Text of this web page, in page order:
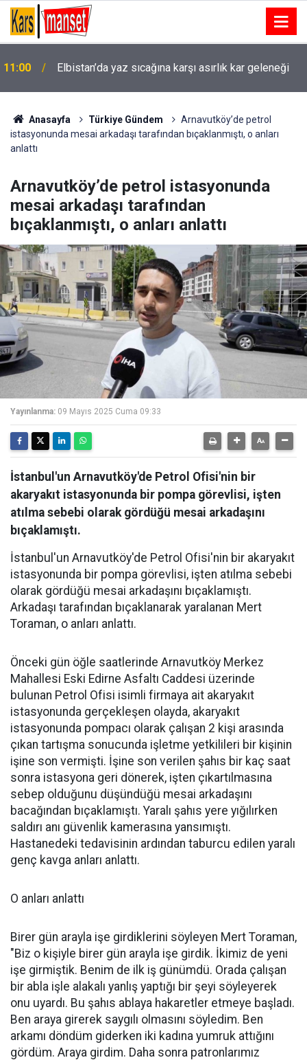
10:59 Filede buluştular
Anasayfa Türkiye Gündem
Arnavutköy’de petrol
istasyonunda mesai arkadaşı tarafından bıçaklanmıştı, o anları
anlattı
Arnavutköy’de petrol istasyonunda
mesai arkadaşı tarafından
bıçaklanmıştı, o anları anlattı
Yayınlanma: 09 Mayıs 2025 Cuma 09:33
İstanbul'un Arnavutköy'de Petrol Ofisi'nin bir
akaryakıt istasyonunda bir pompa görevlisi, işten
atılma sebebi olarak gördüğü mesai arkadaşını
bıçaklamıştı.
İstanbul'un Arnavutköy'de Petrol Ofisi'nin bir akaryakıt
istasyonunda bir pompa görevlisi, işten atılma sebebi
olarak gördüğü mesai arkadaşını bıçaklamıştı.
Arkadaşı tarafından bıçaklanarak yaralanan Mert
Toraman, o anları anlattı.
Önceki gün öğle saatlerinde Arnavutköy Merkez
Mahallesi Eski Edirne Asfaltı Caddesi üzerinde
bulunan Petrol Ofisi isimli firmaya ait akaryakıt
istasyonunda gerçekleşen olayda, akaryakıt
istasyonunda pompacı olarak çalışan 2 kişi arasında
çıkan tartışma sonucunda işletme yetkilileri bir kişinin
işine son vermişti. İşine son verilen şahıs bir kaç saat
sonra istasyona geri dönerek, işten çıkartılmasına
sebep olduğunu düşündüğü mesai arkadaşını
bacağından bıçaklamıştı. Yaralı şahıs yere yığılırken
saldırı anı güvenlik kamerasına yansımıştı.
Hastanedeki tedavisinin ardından taburcu edilen yaralı
genç kavga anları anlattı.
O anları anlattı
Birer gün arayla işe girdiklerini söyleyen Mert Toraman,
"Biz o kişiyle birer gün arayla işe girdik. İkimiz de yeni
işe girmiştik. Benim de ilk iş günümdü. Orada çalışan
bir abla işle alakalı yanlış yaptığı bir şeyi söyleyerek
onu uyardı. Bu şahıs ablaya hakaretler etmeye başladı.
Ben araya girerek saygılı olmasını söyledim. Ben
arkamı döndüm giderken iki kadına yumruk attığını
gördüm. Araya girdim. Daha sonra patronlarımız